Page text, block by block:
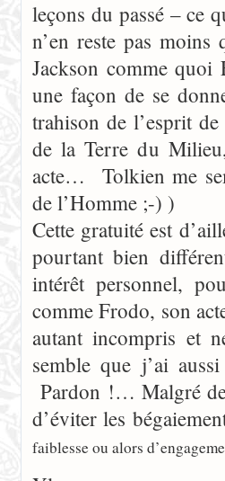
leçons du passé – ce
n’en reste pas
Jackson comme quoi
une façon de se
trahison de l’esprit
de la Terre du
acte… Tolkien me
de l’Homme ;-) )
Cette gratuité est
pourtant bien
intérêt personnel,
comme Frodo, son
autant incompris et
semble que j’ai
Pardon !… Malgré
d’éviter les
faiblesse ou alors